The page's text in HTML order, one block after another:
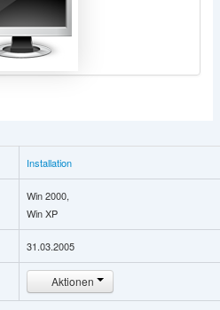
Installation
Win 2000,
Win XP
31.03.2005
Aktionen